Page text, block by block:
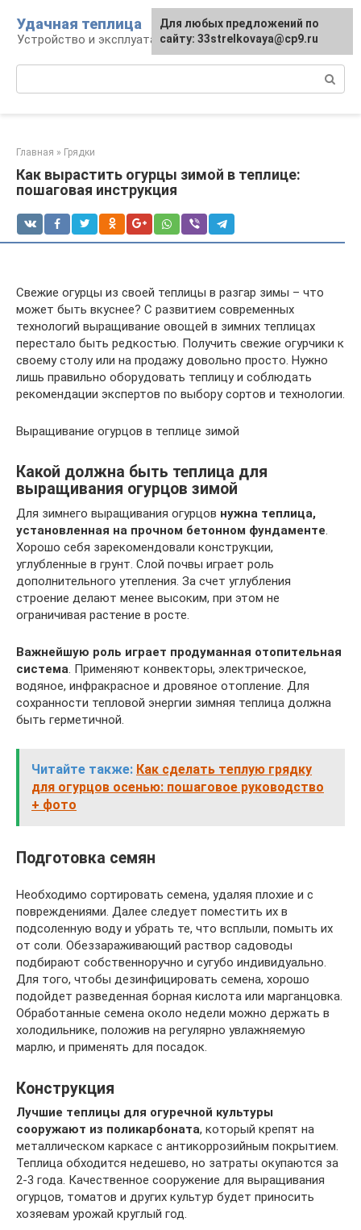
контенту
Удачная теплица
Устройство и эксплуатация теплиц
Главная » Грядки
Как вырастить огурцы зимой в теплице:
пошаговая инструкция
Свежие огурцы из своей теплицы в разгар зимы – что
может быть вкуснее? С развитием современных
технологий выращивание овощей в зимних теплицах
перестало быть редкостью. Получить свежие огурчики к
своему столу или на продажу довольно просто. Нужно
лишь правильно оборудовать теплицу и соблюдать
рекомендации экспертов по выбору сортов и технологии.
Выращивание огурцов в теплице зимой
Какой должна быть теплица для
выращивания огурцов зимой
Для зимнего выращивания огурцов нужна теплица,
установленная на прочном бетонном фундаменте.
Хорошо себя зарекомендовали конструкции,
углубленные в грунт. Слой почвы играет роль
дополнительного утепления. За счет углубления
строение делают менее высоким, при этом не
ограничивая растение в росте.
Важнейшую роль играет продуманная отопительная
система. Применяют конвекторы, электрическое,
водяное, инфракрасное и дровяное отопление. Для
сохранности тепловой энергии зимняя теплица должна
быть герметичной.
Читайте также: Как сделать теплую грядку
для огурцов осенью: пошаговое руководство
+ фото
Подготовка семян
Необходимо сортировать семена, удаляя плохие и с
повреждениями. Далее следует поместить их в
подсоленную воду и убрать те, что всплыли, помыть их
от соли. Обеззараживающий раствор садоводы
подбирают собственноручно и сугубо индивидуально.
Для того, чтобы дезинфицировать семена, хорошо
подойдет разведенная борная кислота или марганцовка.
Обработанные семена около недели можно держать в
холодильнике, положив на регулярно увлажняемую
марлю, и применять для посадок.
Конструкция
Лучшие теплицы для огуречной культуры
сооружают из поликарбоната, который крепят на
металлическом каркасе с антикоррозийным покрытием.
Теплица обходится недешево, но затраты окупаются за
2-3 года. Качественное сооружение для выращивания
огурцов, томатов и других культур будет приносить
хозяевам урожай круглый год.
Для любых предложений по
сайту: 33strelkovaya@cp9.ru